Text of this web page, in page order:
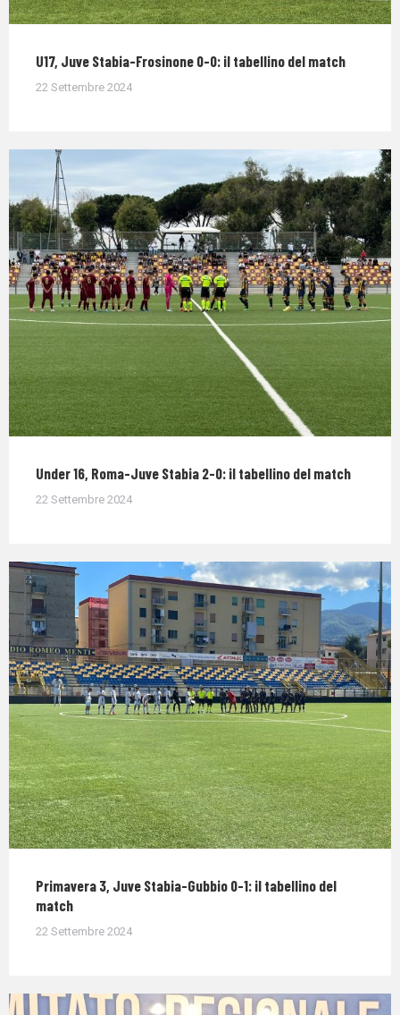
U17, Juve Stabia-Frosinone 0-0: il tabellino del match
22 Settembre 2024
Under 16, Roma-Juve Stabia 2-0: il tabellino del match
22 Settembre 2024
Primavera 3, Juve Stabia-Gubbio 0-1: il tabellino del
match
22 Settembre 2024